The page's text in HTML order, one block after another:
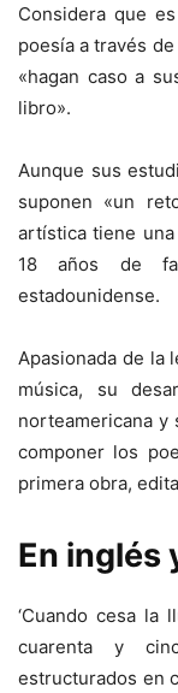
Considera que
poesía a través
«hagan caso a
libro».
Aunque sus
suponen «un
artística tiene
18 años de
estadounidense.
Apasionada de la
música, su
norteamericana y
componer los
primera obra,
En inglés
‘Cuando cesa la
cuarenta y
estructurados en